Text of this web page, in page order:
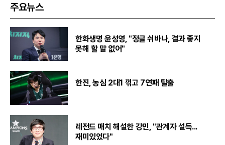
주요뉴스
한화생명 윤성영, "정글 쉬바나, 결과 좋지
못해 할 말 없어"
한진, 농심 2대1 꺾고 7연패 탈출
레전드 매치 해설한 강민, "관계자 설득...
재미있었다"